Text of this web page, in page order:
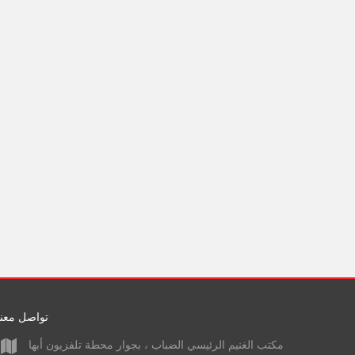
تواصل
مكتب الغنيم الرئيسي الضباب ، بجوار محطة تلفزيون أبها